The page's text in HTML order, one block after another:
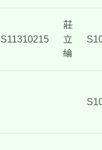
S11310215
莊
立
綸